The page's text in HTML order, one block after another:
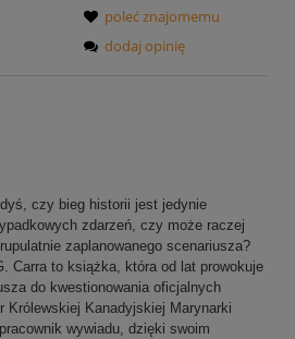
poleć znajomemu
dodaj opinię
czy bieg historii jest jedynie
zdarzeń, czy może raczej
zaplanowanego scenariusza?
Carra to książka, która od lat prowokuje
do kwestionowania oficjalnych
Królewskiej Kanadyjskiej Marynarki
wywiadu, dzięki swoim